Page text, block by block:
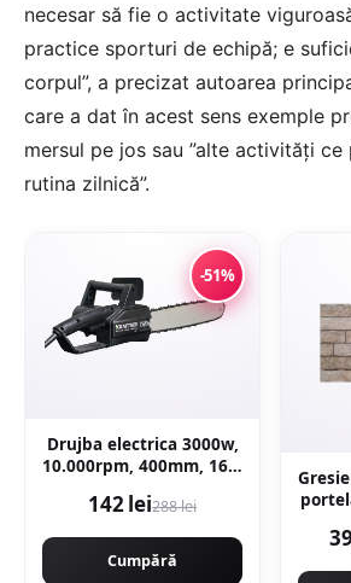
necesar să fie o activitate
practice sporturi de echipă; e
corpul”, a precizat autoarea
care a dat în acest sens exemple
mersul pe jos sau ”alte activităţi
rutina zilnică”.
-51%
Drujba electrica 3000w,
10.000rpm, 400mm, 16'',
142 lei288 lei
Cumpără